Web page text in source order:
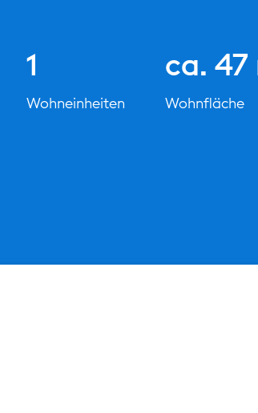
1
Wohneinheiten
ca. 47
Wohnfläche